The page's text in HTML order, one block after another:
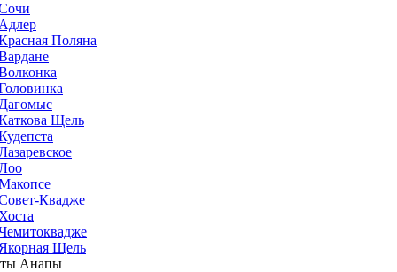
Поляна
Щель
Квадже
Щель
Анапы